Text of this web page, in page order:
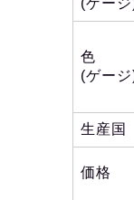
色
(ゲージ
生産国
価格